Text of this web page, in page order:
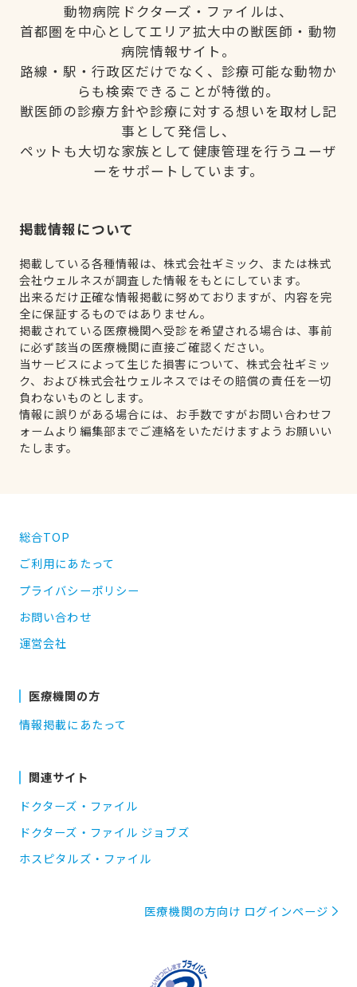
動物病院ドクターズ・ファイルは、
首都圏を中心としてエリア拡大中の獣医師・動物
病院情報サイト。
路線・駅・行政区だけでなく、診療可能な動物か
らも検索できることが特徴的。
獣医師の診療方針や診療に対する想いを取材し記
事として発信し、
ペットも大切な家族として健康管理を行うユーザ
ーをサポートしています。
掲載情報について
掲載している各種情報は、株式会社ギミック、または株式
会社ウェルネスが調査した情報をもとにしています。
出来るだけ正確な情報掲載に努めておりますが、内容を完
全に保証するものではありません。
掲載されている医療機関へ受診を希望される場合は、事前
に必ず該当の医療機関に直接ご確認ください。
当サービスによって生じた損害について、株式会社ギミッ
ク、および株式会社ウェルネスではその賠償の責任を一切
負わないものとします。
情報に誤りがある場合には、お手数ですがお問い合わせフ
ォームより編集部までご連絡をいただけますようお願いい
たします。
総合TOP
ご利用にあたって
プライバシーポリシー
お問い合わせ
運営会社
医療機関の方
情報掲載にあたって
関連サイト
ドクターズ・ファイル
ドクターズ・ファイル ジョブズ
ホスピタルズ・ファイル
医療機関の方向け ログインページ